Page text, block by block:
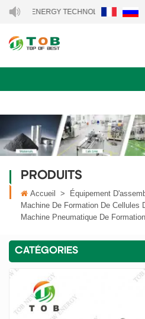
ENERGY TECHNOLOGY CO., LTD..
PRODUITS
Accueil > Équipement
Machine De Formation De Cellules
Machine Pneumatique De
CATÉGORIES